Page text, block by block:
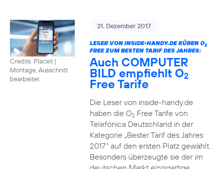
Credits: Placeit |
Montage, Ausschnitt
bearbeitet
21. Dezember 2017
LESER VON INSIDE-HANDY.DE KÜREN O2
FREE ZUM BESTEN TARIF DES JAHRES:
Auch COMPUTER
BILD empfiehlt O2
Free Tarife
Die Leser von inside-handy.de
haben die O2Free Tarife von
Telefónica Deutschland in der
Kategorie „Bester Tarif des Jahres
2017“ auf den ersten Platz gewählt.
Besonders überzeugte sie der im